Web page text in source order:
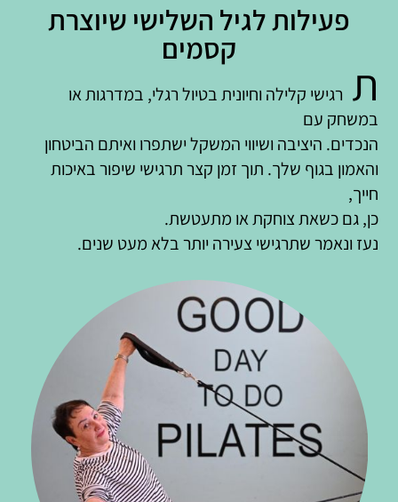
פעילות לגיל השלישי שיוצרת
קסמים
ת רגישי קלילה וחיונית בטיול רגלי, במדרגות או
במשחק עם
הנכדים. היציבה ושיווי המשקל ישתפרו ואיתם הביטחון
והאמון בגוף שלך. תוך זמן קצר תרגישי שיפור באיכות
חייך,
כן, גם כשאת צוחקת או מתעטשת.
נעז ונאמר שתרגישי צעירה יותר בלא מעט שנים.